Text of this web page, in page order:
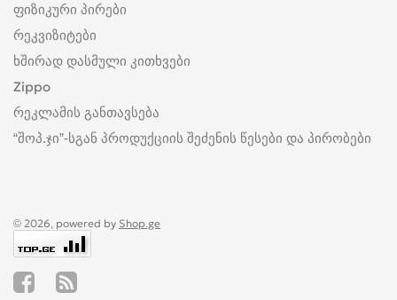
ფიზიკური პირები
რეკვიზიტები
ხშირად დასმული კითხვები
Zippo
რეკლამის განთავსება
“შოპ.ჯი”-სგან პროდუქციის შეძენის წესები და პირობები
© 2026, powered by Shop.ge